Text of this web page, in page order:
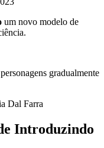
um novo modelo de
gradualmente
Dal Farra
Introduzindo